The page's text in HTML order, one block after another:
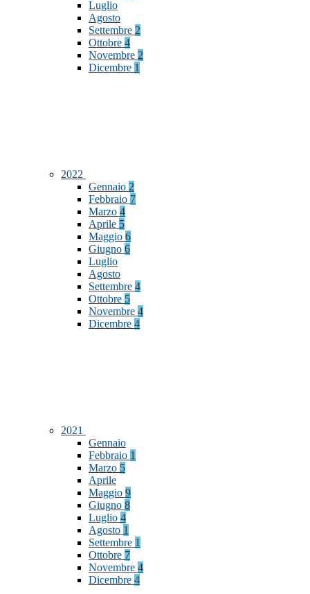
Luglio
Agosto
Settembre 2
Ottobre 4
Novembre 2
Dicembre 1
2022
Gennaio 2
Febbraio 7
Marzo 4
Aprile 5
Maggio 6
Giugno 6
Luglio
Agosto
Settembre 4
Ottobre 5
Novembre 4
Dicembre 4
2021
Gennaio
Febbraio 1
Marzo 5
Aprile
Maggio 9
Giugno 8
Luglio 4
Agosto 1
Settembre 1
Ottobre 7
Novembre 4
Dicembre 4